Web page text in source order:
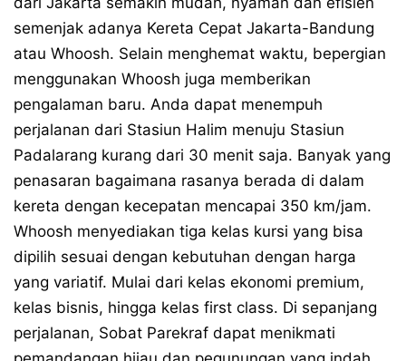
semenjak adanya Kereta Cepat Jakarta-Bandung
atau Whoosh. Selain menghemat waktu, bepergian
menggunakan Whoosh juga memberikan
pengalaman baru. Anda dapat menempuh
perjalanan dari Stasiun Halim menuju Stasiun
Padalarang kurang dari 30 menit saja. Banyak yang
penasaran bagaimana rasanya berada di dalam
kereta dengan kecepatan mencapai 350 km/jam.
Whoosh menyediakan tiga kelas kursi yang bisa
dipilih sesuai dengan kebutuhan dengan harga
yang variatif. Mulai dari kelas ekonomi premium,
kelas bisnis, hingga kelas first class. Di sepanjang
perjalanan, Sobat Parekraf dapat menikmati